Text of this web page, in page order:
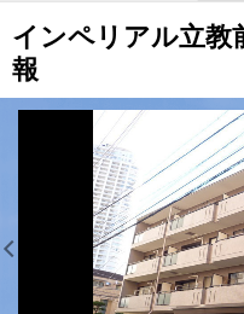
インペリアル立教
報